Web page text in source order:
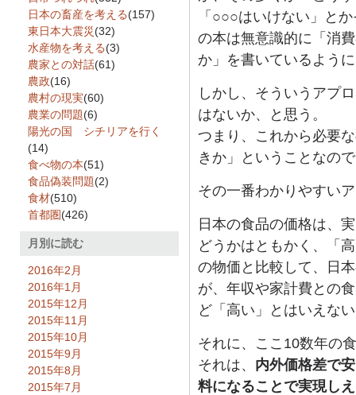
「○○○はいけない」と
の本は無意識的に「消
か」を書いているよう
しかし、そういうアプ
はないか、と思う。
つまり、これから必要
きか」ということなの
その一番わかりやすい
日本の食品の価格は、
どうかはともかく、「
の物価と比較して、日
が、年収や家計費との
ど「高い」とはいえな
それに、ここ10数年の
それは、 内外価格差で
料になることで実現し
日本の畜産を考える(157)
東日本大震災(32)
水産物を考える(3)
農家との対話(61)
農政(16)
農村の現実(60)
農業の問題(6)
陽光の国 シチリアを行く
(14)
食べ物の本(51)
食品偽装問題(2)
食材(510)
首都圏(426)
月別に読む
2016年2月
2016年1月
2015年12月
2015年11月
2015年10月
2015年9月
2015年8月
2015年7月